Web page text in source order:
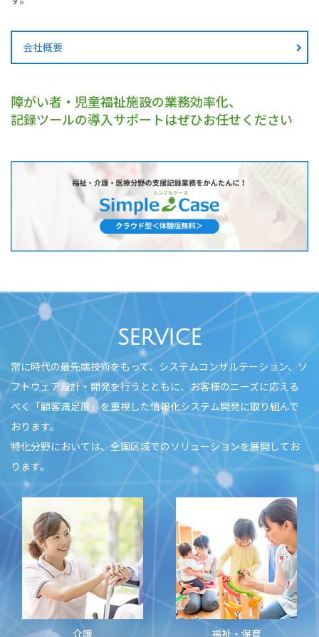
会社概要
障がい者・児童福祉施設の業務効率化、
記録ツールの導入サポートはぜひお任せください
SERVICE
常に時代の最先端技術をもって、システムコンサルテーション、ソ
フトウェア設計・開発を行うとともに、 お客様のニーズに応える
べく「顧客満足度」を重視した情報化システム開発に取り組んで
おります。
特化分野においては、全国区域でのソリューションを展開してお
ります。
介護
福祉・保育